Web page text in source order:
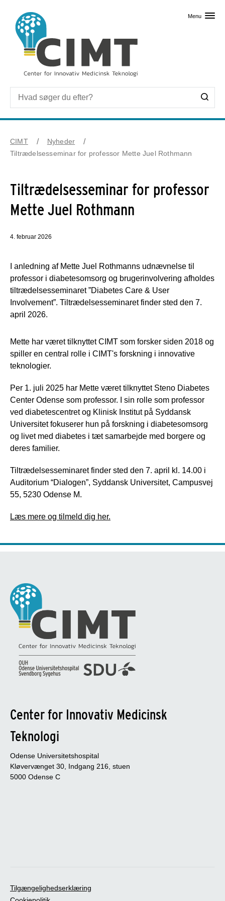
Menu
CIMT
Nyheder
Tiltrædelsesseminar for professor Mette Juel Rothmann
Tiltrædelsesseminar for professor
Mette Juel Rothmann
4. februar 2026
I anledning af Mette Juel Rothmanns udnævnelse til
professor i diabetesomsorg og brugerinvolvering afholdes
tiltrædelsesseminaret ”Diabetes Care & User
Involvement”. Tiltrædelsesseminaret finder sted den 7.
april 2026.
Mette har været tilknyttet CIMT som forsker siden 2018 og
spiller en central rolle i CIMT's forskning i innovative
teknologier.
Per 1. juli 2025 har Mette været tilknyttet Steno Diabetes
Center Odense som professor. I sin rolle som professor
ved diabetescentret og Klinisk Institut på Syddansk
Universitet fokuserer hun på forskning i diabetesomsorg
og livet med diabetes i tæt samarbejde med borgere og
deres familier.
Tiltrædelsesseminaret finder sted den 7. april kl. 14.00 i
Auditorium “Dialogen”, Syddansk Universitet, Campusvej
55, 5230 Odense M.
Læs mere og tilmeld dig her.
Center for Innovativ Medicinsk
Teknologi
Odense Universitetshospital
Kløvervænget 30, Indgang 216, stuen
5000 Odense C
Tilgængelighedserklæring